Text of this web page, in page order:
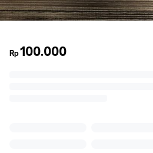
Rp100.000